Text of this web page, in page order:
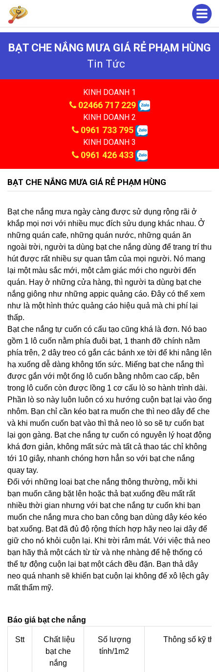
BẠT CHE NẮNG MƯA GIÁ RẺ PHẠM HÙNG
Tin Tức
KINH DOANH 1
02466 717 229
KINH DOANH 2
0961 733 795
KINH DOANH 3
0961 426 433
BẠT CHE NẮNG MƯA GIÁ RẺ PHẠM HÙNG
Bạt che nắng mưa ngày càng được sử dụng rộng rãi ở
khắp mọi nơi với nhiều mục đích sửu dụng khác nhau. Ở
những quán cafe, những quán nước, những quán ăn
ngoài trời, người ta dùng bạt che nắng dùng để trang trí thu
hút được rất nhiều sự quan tâm của mọi người. Nó mang
lại một màu sắc mới, một cảm giác mới cho người đến
quán. Hay ở những cửa hàng, thì người ta dùng bạt che
nắng giông như những appic quảng cáo. Đây có thể xem
như là một hình thức quảng cáo hiệu quả mà chi phí lại
thấp.
Bạt che nắng tự cuốn có cấu tạo cũng khá là đơn. Nó bao
gồm 1 lô cuốn nằm phía đuôi bạt, 1 thanh đỡ chính nằm
phía trên, 2 dây treo có gắn các bánh xe tời để khi nâng lên
hạ xuống dễ dàng không tốn sức. Miếng bạt che nắng thì
được gắn với một ống lô cuốn bằng nhôm cao cấp, bên
trong lô cuốn còn được lồng 1 cơ cấu lò so hành trình dài.
Phần lò so này luôn luôn có xu hướng cuộn bạt lại vào ống
nhôm. Bạn chỉ cần kéo bạt ra muốn che thì neo dây để che
và khi muốn cuốn bạt vào thì thả neo lò so sẽ tự cuốn bạt
lại gọn gàng. Bạt che nắng tự cuốn có nguyên lý hoạt động
khá đơn giản, không mất sức mà tất cả thao tác chỉ không
tới 10 giây, nhanh chóng hơn hẳn so với bạt che nắng
quay tay.
Đối với những loại bạt che nắng thông thường, mỗi khi
bạn muốn căng bặt lên hoặc thả bạt xuống đều mất rất
nhiều thời gian nhưng với bạt che nắng tự cuốn khi bạn
muốn che nắng mưa cho ban công bạn dùng dây kéo kéo
bạt xuống. Bạt đã đủ độ rộng thích hợp hãy neo lại dây để
giữ cho nó khỏi cuộn lại. Khi trời râm mát. Với việc thả neo
bạn hãy thả một cách từ từ và nhẹ nhàng để hệ thống có
thể tự động cuộn lại bạt một cách đều đặn. Bạn thả dây
neo quá nhanh sẽ khiến bạt cuộn lại không để xô lệch gây
mất thẩm mỹ.
Báo giá bạt che nắng
Stt
Chất liệu
bạt che
nắng
Số lượng
tính/1m2
Thông số kỹ